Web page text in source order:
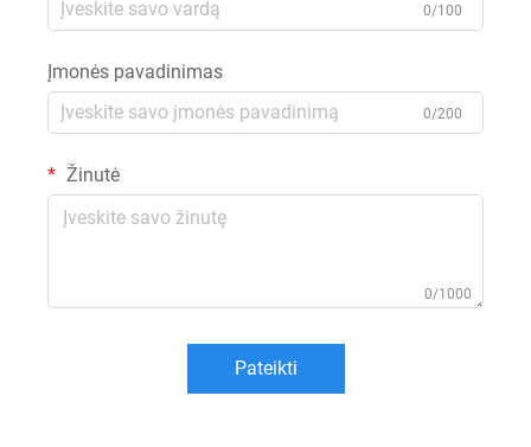
0/100
Įmonės pavadinimas
0/200
Žinutė
0/1000
Pateikti